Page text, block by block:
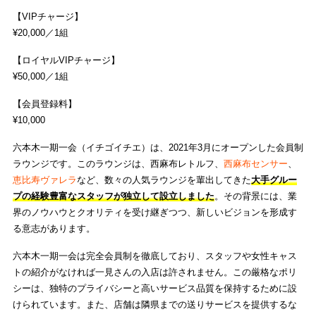
【VIPチャージ】
¥20,000／1組
【ロイヤルVIPチャージ】
¥50,000／1組
【会員登録料】
¥10,000
六本木一期一会（イチゴイチエ）は、2021年3月にオープンした会員制
ラウンジです。このラウンジは、西麻布レトルフ、 西麻布センサー
恵比寿ヴァレラなど、数々の人気ラウンジを輩出してきた大手グルー
プの経験豊富なスタッフが独立して設立しました。その背景には、業
界のノウハウとクオリティを受け継ぎつつ、新しいビジョンを形成す
る意志があります。
六本木一期一会は完全会員制を徹底しており、スタッフや女性キャス
トの紹介がなければ一見さんの入店は許されません。この厳格なポリ
シーは、独特のプライバシーと高いサービス品質を保持するために設
けられています。また、店舗は隣県までの送りサービスを提供するな